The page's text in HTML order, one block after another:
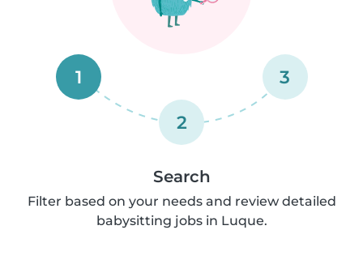
1
2
3
Search
Filter based on your needs and review detailed
babysitting jobs in Luque.